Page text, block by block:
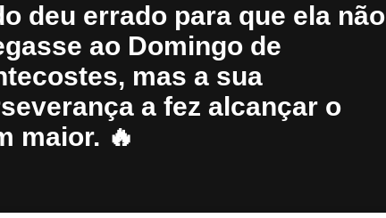
deu errado para que ela não
ao Domingo de
mas a sua
a fez alcançar o
maior. 🔥